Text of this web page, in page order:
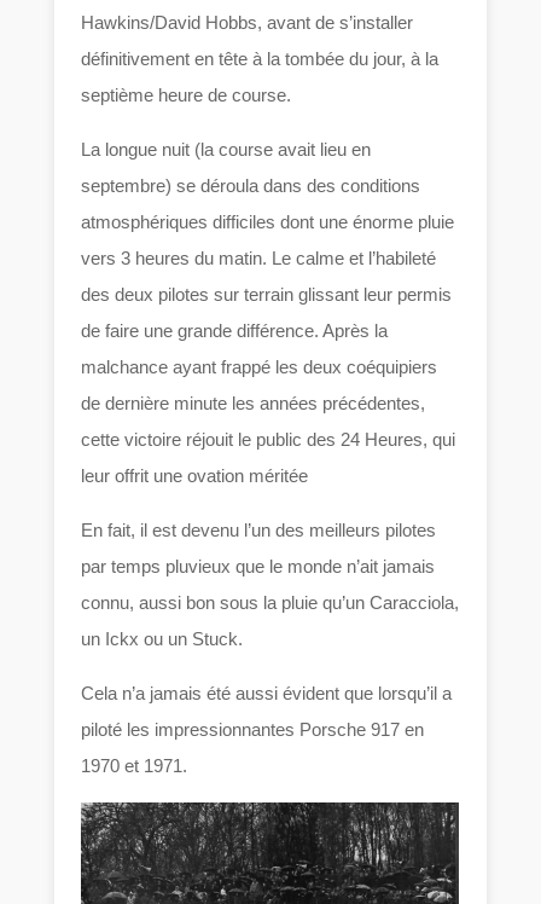
Hawkins/David Hobbs, avant de s’installer
définitivement en tête à la tombée du jour, à la
septième heure de course.
La longue nuit (la course avait lieu en
septembre) se déroula dans des conditions
atmosphériques difficiles dont une énorme pluie
vers 3 heures du matin. Le calme et l’habileté
des deux pilotes sur terrain glissant leur permis
de faire une grande différence. Après la
malchance ayant frappé les deux coéquipiers
de dernière minute les années précédentes,
cette victoire réjouit le public des 24 Heures, qui
leur offrit une ovation méritée
En fait, il est devenu l’un des meilleurs pilotes
par temps pluvieux que le monde n’ait jamais
connu, aussi bon sous la pluie qu’un Caracciola,
un Ickx ou un Stuck.
Cela n’a jamais été aussi évident que lorsqu’il a
piloté les impressionnantes Porsche 917 en
1970 et 1971.